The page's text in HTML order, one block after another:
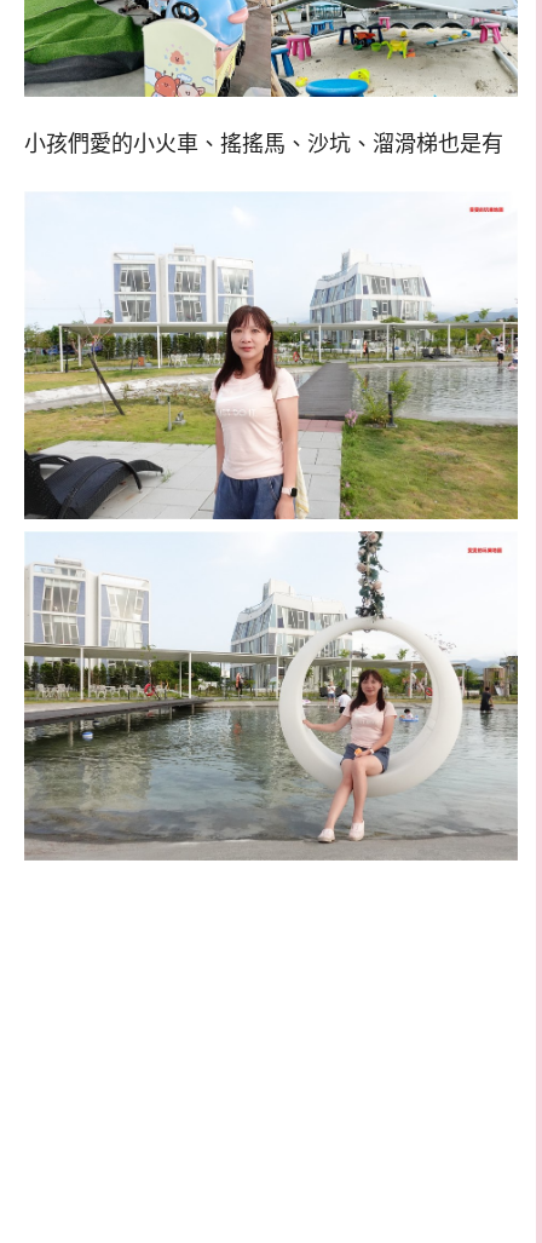
小孩們愛的小火車、搖搖馬、沙坑、溜滑梯也是有